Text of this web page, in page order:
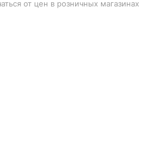
от цен в розничных магазинах